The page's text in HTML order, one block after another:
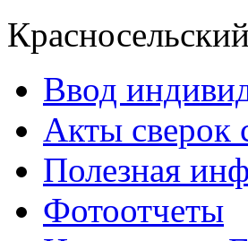
Ввод
Акты сверок
Полезная
Фотоотчеты